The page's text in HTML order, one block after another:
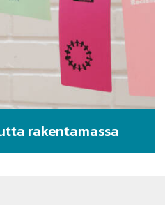
rakentamassa